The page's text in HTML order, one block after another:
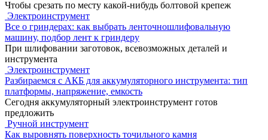
Чтобы срезать по месту какой-нибудь болтовой крепеж
Электроинструмент
Все о гриндерах: как выбрать ленточношлифовальную
машину, подбор лент к гриндеру
При шлифовании заготовок, всевозможных деталей и
инструмента
Электроинструмент
Разбираемся с АКБ для аккумуляторного инструмента: тип
платформы, напряжение, емкость
Сегодня аккумуляторный электроинструмент готов
предложить
Ручной инструмент
Как выровнять поверхность точильного камня